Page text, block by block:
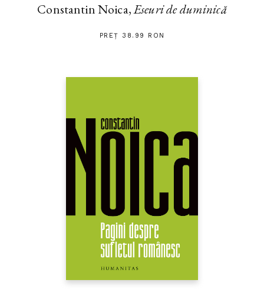
Constantin Noica,Eseuri de duminică
PREȚ 38.99 RON